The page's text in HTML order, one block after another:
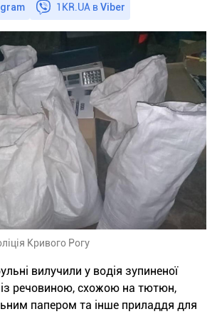
1KR.UA вViber
Кривого Рогу
вилучили у водія зупиненої
із речовиною, схожою на тютюн,
папером та інше приладдя для